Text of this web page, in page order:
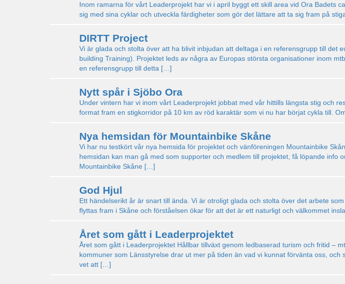
Inom ramarna för vårt Leaderprojekt har vi i april byggt ett skill area vid Ora Badets
sig med sina cyklar och utveckla färdigheter som gör det lättare att ta sig fram på
DIRTT Project
Vi är glada och stolta över att ha blivit inbjudan att deltaga i en referensgrupp till det
building Training). Projektet leds av några av Europas största organisationer inom
en referensgrupp till detta […]
Nytt spår i Sjöbo Ora
Under vintern har vi inom vårt Leaderprojekt jobbat med vår hittills längsta stig och
format fram en stigkorridor på 10 km av röd karaktär som vi nu har börjat cykla till.
Nya hemsidan för Mountainbike Skåne
Vi har nu testkört vår nya hemsida för projektet och vänföreningen Mountainbike
hemsidan kan man gå med som supporter och medlem till projektet, få löpande
Mountainbike Skåne […]
God Hjul
Ett händelserikt år är snart till ända. Vi är otroligt glada och stolta över det arbete
flyttas fram i Skåne och förståelsen ökar för att det är ett naturligt och välkommet
Året som gått i Leaderprojektet
Året som gått i Leaderprojektet Hållbar tillväxt genom ledbaserad turism och fritid –
kommuner som Länsstyrelse drar ut mer på tiden än vad vi kunnat förvänta oss,
vet att […]